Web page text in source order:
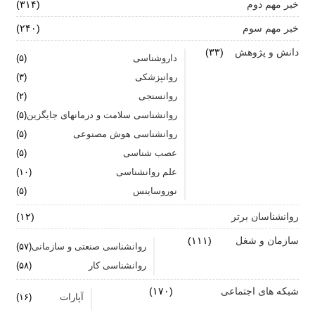
زنان: نقش کلیدی تاب آوری در شرایط بحران
آیا پرخوری و ریزه خواری ارتباطی با استرس دارد؟
تشدید تر شدن نقرس آیا ارتباطی با استرس و اضطراب
جنگ اضطراب با مواد خوراکی
اضطراب را برای خود پر رنگ نکنید
خبر مهم دوم (۳۱۴)
خبر مهم سوم (۲۴۰)
دانش و پژوهش (۳۳)
داروشناسی
(۵)
روانپزشکی
(۳)
روانسنجی
(۲)
روانشناسی سلامت و درمانهای جایگزین(۵)
روانشناسی هوش مصنوعی
(۵)
عصب شناسی
(۵)
علم روانشناسی
(۱۰)
نوروساینس
(۵)
روانشناسان برتر (۱۲)
سازمان و شغل (۱۱۱)
روانشناسی صنعتی و سازمانی(۵۷)
روانشناسی کار
(۵۸)
شبکه های اجتماعی (۱۷۰)
آپارات
(۱۶)